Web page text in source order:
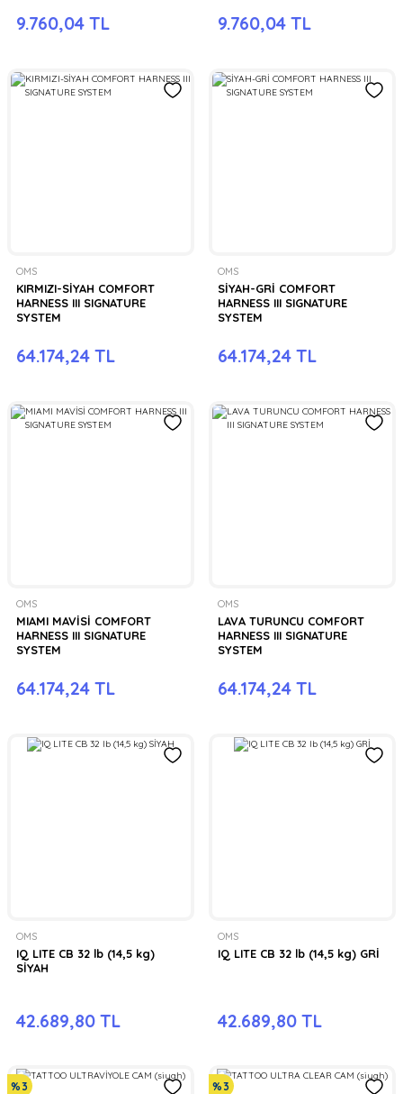
9.760,04 TL 9.760,04 TL
OMS
KIRMIZI-SİYAH COMFORT
HARNESS III SIGNATURE
SYSTEM
64.174,24 TL
OMS
SİYAH-GRİ COMFORT
HARNESS III SIGNATURE
SYSTEM
64.174,24 TL
OMS
MIAMI MAVİSİ COMFORT
HARNESS III SIGNATURE
SYSTEM
64.174,24 TL
OMS
LAVA TURUNCU COMFORT
HARNESS III SIGNATURE
SYSTEM
64.174,24 TL
OMS
IQ LITE CB 32 lb (14,5 kg)
SİYAH
42.689,80 TL
OMS
IQ LITE CB 32 lb (14,5 kg) GRİ
42.689,80 TL
%3 %3